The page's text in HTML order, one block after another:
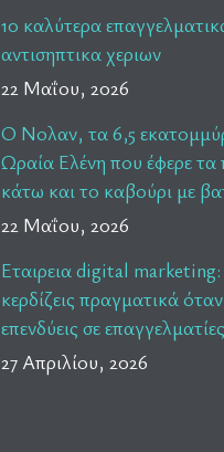
10 καλύτερα
αντισηπτικα χεριων
22 Μαΐου, 2026
Ο Νολαν, τα 6,5
Ωραία Ελένη που έφερε
κάτω και το καβούρι με
22 Μαΐου, 2026
Εταιρεια digital marketing:
κερδίζεις πραγματικά όταν
επενδύεις σε
27 Απριλίου, 2026